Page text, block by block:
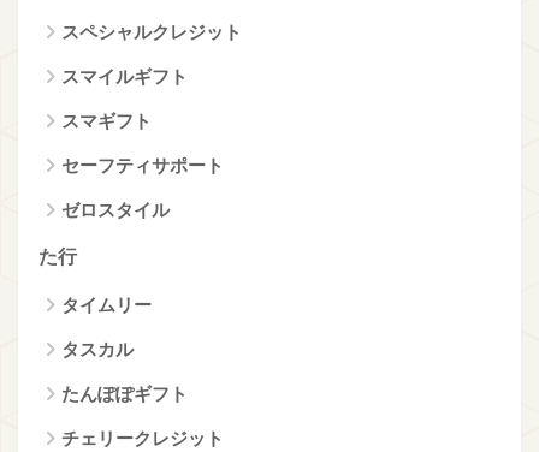
スペシャルクレジット
スマイルギフト
スマギフト
セーフティサポート
ゼロスタイル
た行
タイムリー
タスカル
たんぽぽギフト
チェリークレジット